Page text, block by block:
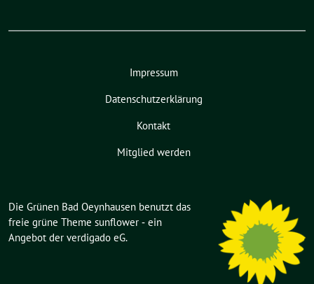
Impressum
Datenschutzerklärung
Kontakt
Mitglied werden
Die Grünen Bad Oeynhausen benutzt das
freie grüne Theme sunflower ‐ ein
Angebot der verdigado eG.